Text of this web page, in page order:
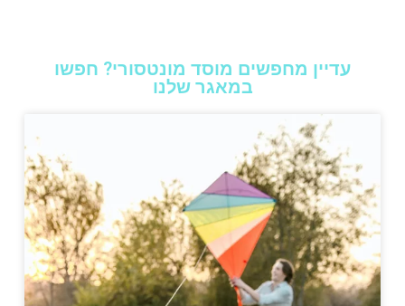
עדיין מחפשים מוסד מונטסורי? חפשו
במאגר שלנו